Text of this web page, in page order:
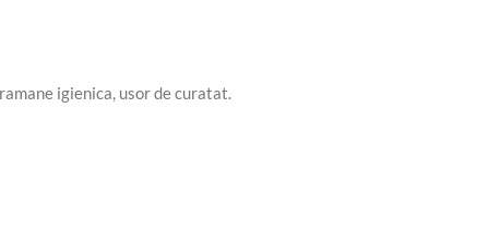
igienica, usor de curatat.